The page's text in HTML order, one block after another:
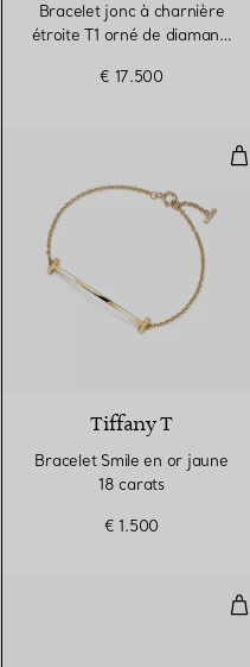
Bracelet jonc à charnière
étroite T1 orné de diamants
€ 17.500
Tiffany T
Bracelet Smile en or jaune
18 carats
€ 1.500